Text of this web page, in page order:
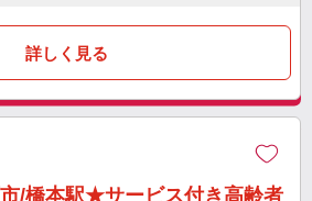
詳しく見る
/橋本駅★サービス付き高齢者